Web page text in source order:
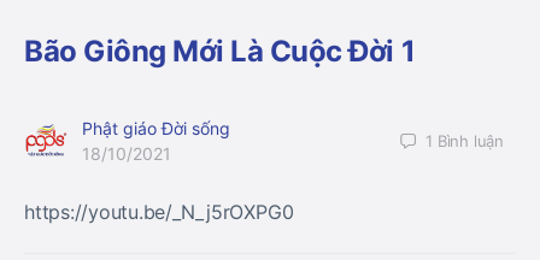
Bão Giông Mới Là Cuộc Đời 1
Phật giáo Đời sống
18/10/2021
1 Bình luận
https://youtu.be/_N_j5rOXPG0